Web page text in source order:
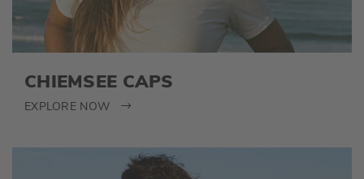
CHIEMSEE CAPS
EXPLORE NOW